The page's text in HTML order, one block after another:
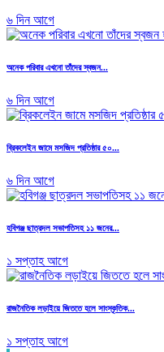
৬ দিন আগে
অনেক পরিবার এখনো তাঁদের স্বজন...
৬ দিন আগে
ব্রিকলেইন জামে মসজিদ প্রতিষ্ঠার ৫০...
৬ দিন আগে
হবিগঞ্জ ছাত্রদল সভাপতিসহ ১১ জনের...
১ সপ্তাহ আগে
রাজনৈতিক লড়াইয়ে জিততে হলে সাংস্কৃতিক...
১ সপ্তাহ আগে